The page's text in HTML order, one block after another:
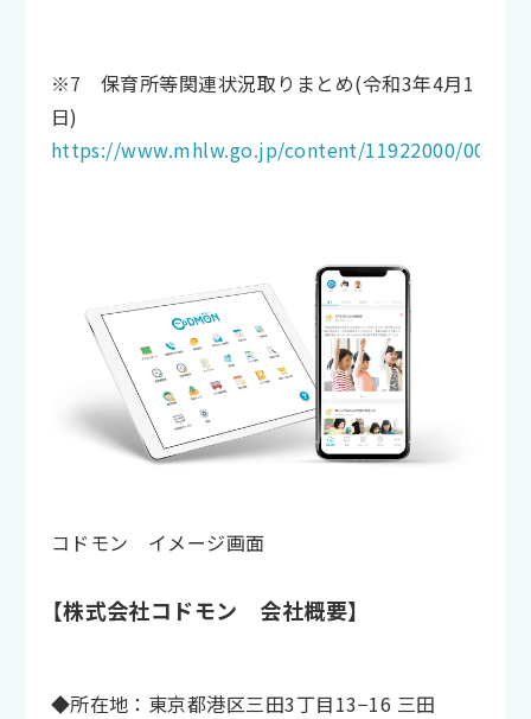
※7 保育所等関連状況取りまとめ(令和3年4月1
日)
https://www.mhlw.go.jp/content/11922000/
コドモン イメージ画面
【株式会社コドモン 会社概要】
◆所在地：東京都港区三田3丁目13−16 三田